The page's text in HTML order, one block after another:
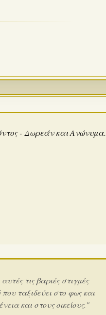
- Δωρεάν και Ανώνυμα.
τις βαριές στιγμές
ταξιδεύει στο φως και
και στους οικείους."